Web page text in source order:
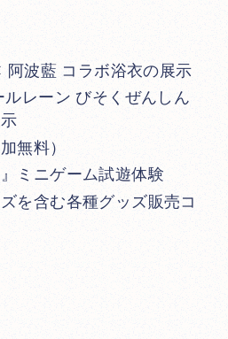
波藍 コラボ浴衣の展示
レーン びそくぜんしん
無料）
ミニゲーム試遊体験
を含む各種グッズ販売コ